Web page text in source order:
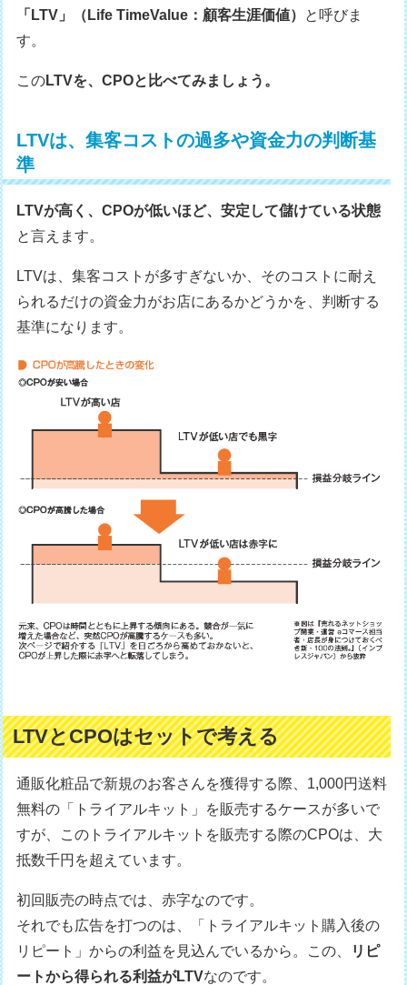
「LTV」（Life TimeValue：顧客生涯価値） と呼びま
す。
このLTVを、CPOと比べてみましょう。
LTVは、集客コストの過多や資金力の判断基
準
LTVが高く、CPOが低いほど、安定して儲けている状態
と言えます。
LTVは、集客コストが多すぎないか、そのコストに耐え
られるだけの資金力がお店にあるかどうかを、判断する
基準になります。
LTVとCPOはセットで考える
通販化粧品で新規のお客さんを獲得する際、1,000円送料
無料の「トライアルキット」を販売するケースが多いで
すが、このトライアルキットを販売する際のCPOは、大
抵数千円を超えています。
初回販売の時点では、赤字なのです。
それでも広告を打つのは、「トライアルキット購入後の
リピート」からの利益を見込んでいるから。この、
リピ
ートから得られる利益がLTVなのです。